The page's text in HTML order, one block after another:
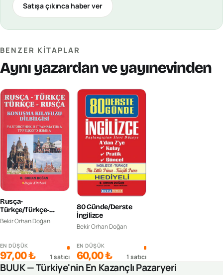
Satışa çıkınca haber ver
BENZER KITAPLAR
Aynı yazardan ve yayınevinden
Rusça-
Türkçe/Türkçe-
Rusça Konuşma
Kılavuzu & Dilbilgisi
Bekir Orhan Doğan
EN DÜŞÜK
97,00 ₺ 1 satıcı
80 Günde/Derste
İngilizce
Bekir Orhan Doğan
EN DÜŞÜK
60,00 ₺ 1 satıcı
BUUK — Türkiye'nin En Kazançlı Pazaryeri